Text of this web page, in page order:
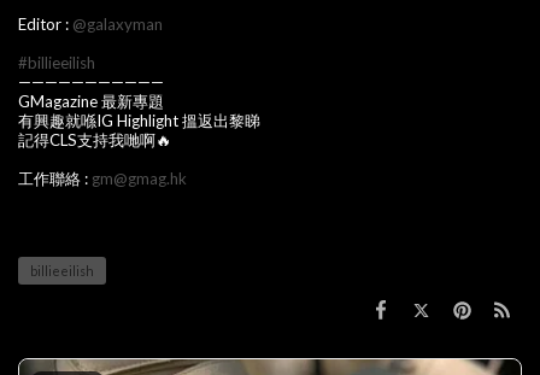
Editor : @galaxyman
#billieeilish
———————————
GMagazine 最新專題
有興趣就喺IG Highlight 搵返出黎睇
記得CLS支持我哋啊🔥
工作聯絡 : gm@gmag.hk
billieeilish